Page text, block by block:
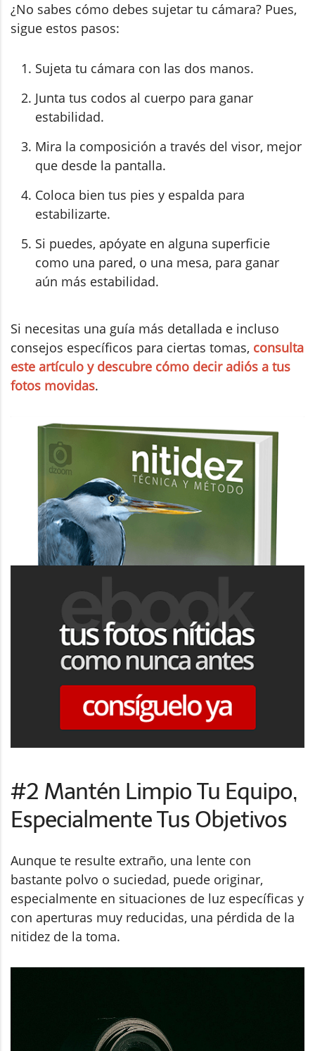
¿No sabes cómo debes sujetar tu cámara? Pues,
sigue estos pasos:
Sujeta tu cámara con las dos manos.
Junta tus codos al cuerpo para ganar
estabilidad.
Mira la composición a través del visor, mejor
que desde la pantalla.
Coloca bien tus pies y espalda para
estabilizarte.
Si puedes, apóyate en alguna superficie
como una pared, o una mesa, para ganar
aún más estabilidad.
Si necesitas una guía más detallada e incluso
consejos específicos para ciertas tomas, consulta
este artículo y descubre cómo decir adiós a tus
fotos movidas.
#2 Mantén Limpio Tu Equipo,
Especialmente Tus Objetivos
Aunque te resulte extraño, una lente con
bastante polvo o suciedad, puede originar,
especialmente en situaciones de luz específicas y
con aperturas muy reducidas, una pérdida de la
nitidez de la toma.